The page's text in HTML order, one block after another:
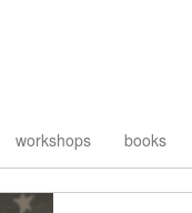
workshops books